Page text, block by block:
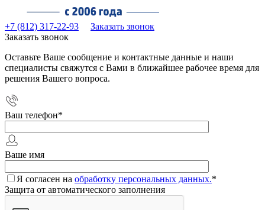
+7 (812) 317-22-93
Заказать звонок
Заказать звонок
Оставьте Ваше сообщение и контактные данные и наши
специалисты свяжутся с Вами в ближайшее рабочее время для
решения Вашего вопроса.
Ваш телефон*
Ваше имя
Я согласен на обработку персональных данных.*
Защита от автоматического заполнения